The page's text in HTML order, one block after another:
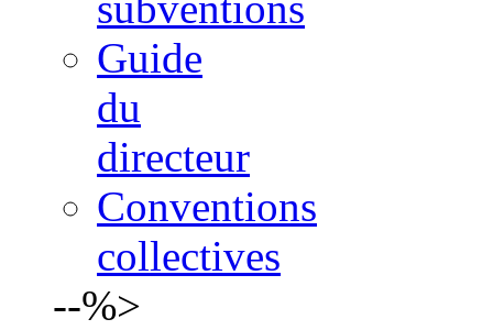
Guide
du
directeur
Conventions
collectives
--%>